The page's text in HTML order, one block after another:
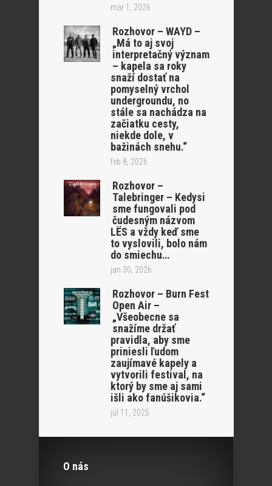
mar 1, 2026
Rozhovor – WAYD –
„Má to aj svoj
interpretačný význam
– kapela sa roky
snaží dostať na
pomyselný vrchol
undergroundu, no
stále sa nachádza na
začiatku cesty,
niekde dole, v
bažinách snehu.“
feb 8, 2026
Rozhovor –
Talebringer – Kedysi
sme fungovali pod
čudesným názvom
LËS a vždy keď sme
to vyslovili, bolo nám
do smiechu…
jan 30, 2026
Rozhovor – Burn Fest
Open Air –
„Všeobecne sa
snažíme držať
pravidla, aby sme
priniesli ľudom
zaujímavé kapely a
vytvorili festival, na
ktorý by sme aj sami
išli ako fanúšikovia.“
júl 11, 2025
O nás